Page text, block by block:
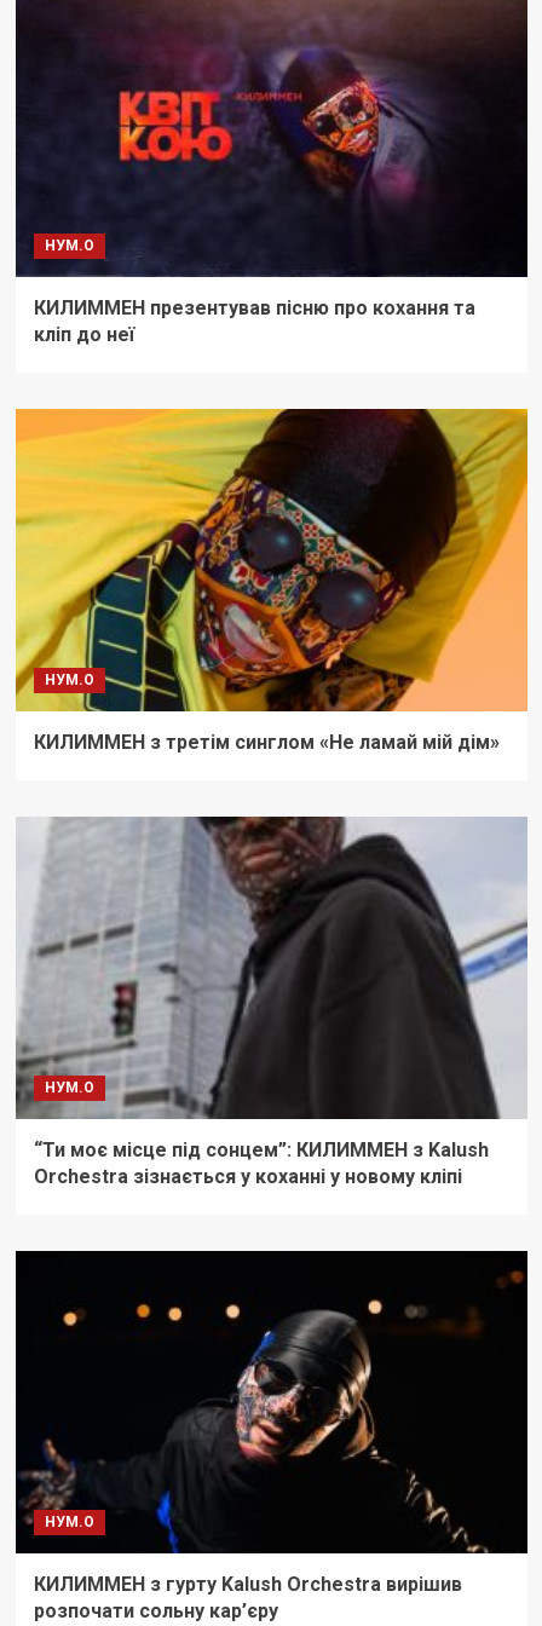
НУМ.О
КИЛИММЕН презентував пісню про кохання та
кліп до неї
НУМ.О
КИЛИММЕН з третім синглом «Не ламай мій дім»
НУМ.О
“Ти моє місце під сонцем”: КИЛИММЕН з Kalush
Orchestra зізнається у коханні у новому кліпі
НУМ.О
КИЛИММЕН з гурту Kalush Orchestra вирішив
розпочати сольну кар’єру